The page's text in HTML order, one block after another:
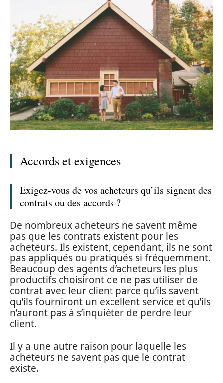
Accords et exigences
Exigez-vous de vos acheteurs qu’ils signent des
contrats ou des accords ?
De nombreux acheteurs ne savent même
pas que les contrats existent pour les
acheteurs. Ils existent, cependant, ils ne sont
pas appliqués ou pratiqués si fréquemment.
Beaucoup des agents d’acheteurs les plus
productifs choisiront de ne pas utiliser de
contrat avec leur client parce qu’ils savent
qu’ils fourniront un excellent service et qu’ils
n’auront pas à s’inquiéter de perdre leur
client.
Il y a une autre raison pour laquelle les
acheteurs ne savent pas que le contrat
existe.